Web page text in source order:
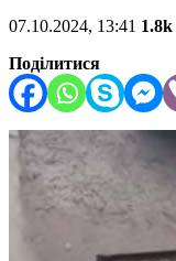
07.10.2024, 13:41 1.8k
Поділитися